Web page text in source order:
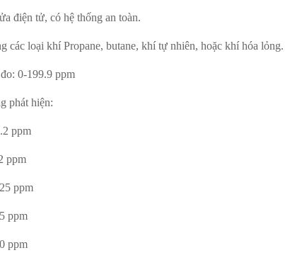
điện tử, có hệ thống an toàn.
các loại khí Propane, butane, khí tự nhiên, hoặc khí hóa lỏng.
0-199.9 ppm
phát hiện:
ppm
ppm
ppm
ppm
ppm